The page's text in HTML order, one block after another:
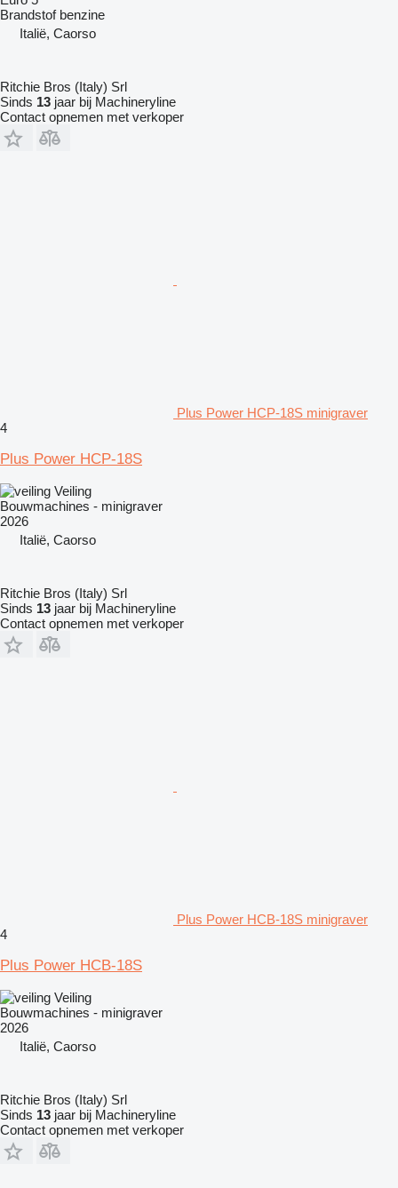
Brandstof benzine
Italië, Caorso
Ritchie Bros (Italy) Srl
Sinds 13 jaar bij Machineryline
Contact opnemen met verkoper
Plus Power HCP-18S minigraver
4
Plus Power HCP-18S
Veiling
Bouwmachines - minigraver
2026
Italië, Caorso
Ritchie Bros (Italy) Srl
Sinds 13 jaar bij Machineryline
Contact opnemen met verkoper
Plus Power HCB-18S minigraver
4
Plus Power HCB-18S
Veiling
Bouwmachines - minigraver
2026
Italië, Caorso
Ritchie Bros (Italy) Srl
Sinds 13 jaar bij Machineryline
Contact opnemen met verkoper